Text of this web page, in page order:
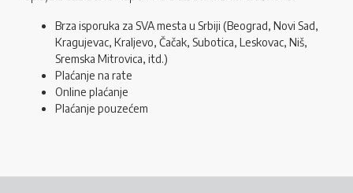
Brza isporuka za SVA mesta u Srbiji (Beograd, Novi Sad,
Kragujevac, Kraljevo, Čačak, Subotica, Leskovac, Niš,
Sremska Mitrovica, itd.)
Plaćanje na rate
Online plaćanje
Plaćanje pouzećem